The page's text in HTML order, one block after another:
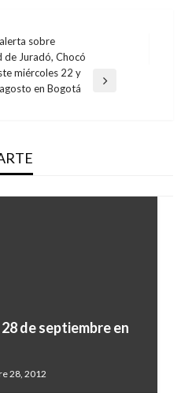
sobre
de Juradó, Chocó
miércoles 22 y
en Bogotá
de septiembre en
28, 2012